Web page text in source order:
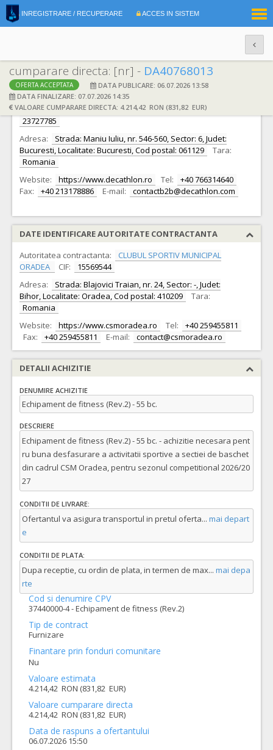
INREGISTRARE / RECUPERARE ACCES IN SISTEM
cumparare directa: [nr] - DA40768013
OFERTA ACCEPTATA
DATA PUBLICARE: 06.07.2026 13:58
DATA FINALIZARE: 07.07.2026 14:35
VALOARE CUMPARARE DIRECTA: 4.214,42 RON (831,82 EUR)
DATE IDENTIFICARE OFERTANT
Ofertant: S.C. ROUMASPORT (DECATHLON) S.R.L.
23727785
Adresa:
Strada: Maniu Iuliu, nr. 546-560, Sector: 6, Judet:
Bucuresti, Localitate: Bucuresti, Cod postal: 061129
Tara:
Romania
Website:
https://www.decathlon.ro Tel:
+40 766314640
Fax:
+40 213178886 E-mail: contactb2b@decathlon.com
DATE IDENTIFICARE AUTORITATE CONTRACTANTA
Autoritatea contractanta:
CLUBUL SPORTIV MUNICIPAL
ORADEA
CIF:
15569544
Adresa:
Strada: Blajovici Traian, nr. 24, Sector: -, Judet:
Bihor, Localitate: Oradea, Cod postal: 410209
Tara:
Romania
Website:
https://www.csmoradea.ro Tel:
+40 259455811
Fax:
+40 259455811 E-mail: contact@csmoradea.ro
DETALII ACHIZITIE
DENUMIRE ACHIZITIE
Echipament de fitness (Rev.2) - 55 bc.
DESCRIERE
Echipament de fitness (Rev.2) - 55 bc. - achizitie necesara pent
ru buna desfasurare a activitatii sportive a sectiei de baschet
din cadrul CSM Oradea, pentru sezonul competitional 2026/20
27
CONDITII DE LIVRARE:
Ofertantul va asigura transportul in pretul oferta... mai depart
e
CONDITII DE PLATA:
Dupa receptie, cu ordin de plata, in termen de max... mai depa
rte
Cod si denumire CPV
37440000-4 - Echipament de fitness (Rev.2)
Tip de contract
Furnizare
Finantare prin fonduri comunitare
Nu
Valoare estimata
4.214,42 RON (831,82 EUR)
Valoare cumparare directa
4.214,42 RON (831,82 EUR)
Data de raspuns a ofertantului
06.07.2026 15:50